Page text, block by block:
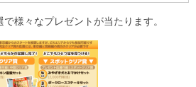
様々なプレゼントが当たります。